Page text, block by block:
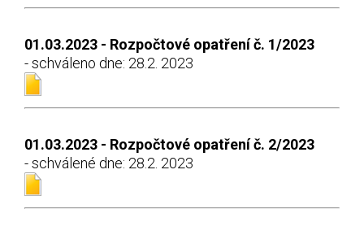
01.03.2023 - Rozpočtové opatření č. 1/2023
- schváleno dne: 28.2. 2023
01.03.2023 - Rozpočtové opatření č. 2/2023
- schválené dne: 28.2. 2023